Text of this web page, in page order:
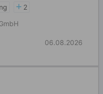
2
06.08.2026